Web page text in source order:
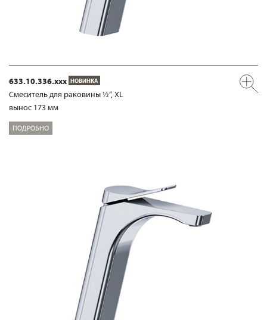
633.10.336.xxx НОВИНКА
Смеситель для раковины ½“, XL
вынос 173 мм
ПОДРОБНО